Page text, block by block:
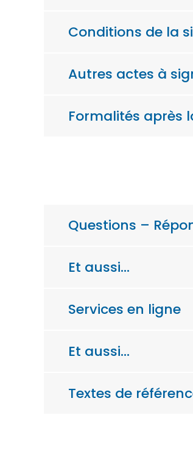
Conditions de la
Autres actes à
Formalités après
Questions –
Et aussi…
Services en ligne
Et aussi…
Textes de